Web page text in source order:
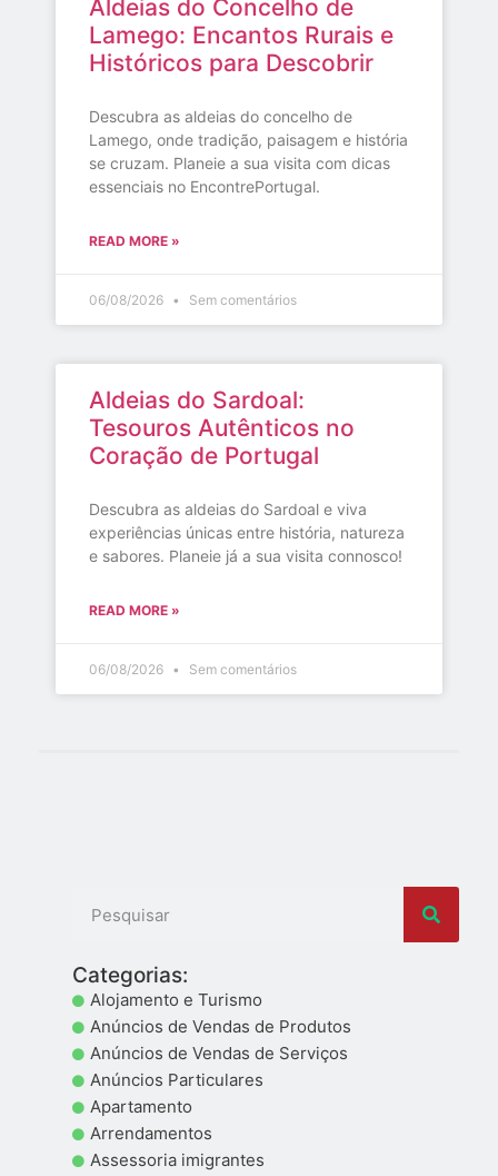
Aldeias do Concelho de
Lamego: Encantos Rurais e
Históricos para Descobrir
Descubra as aldeias do concelho de
Lamego, onde tradição, paisagem e história
se cruzam. Planeie a sua visita com dicas
essenciais no EncontrePortugal.
READ MORE »
06/08/2026 Sem comentários
Aldeias do Sardoal:
Tesouros Autênticos no
Coração de Portugal
Descubra as aldeias do Sardoal e viva
experiências únicas entre história, natureza
e sabores. Planeie já a sua visita connosco!
READ MORE »
06/08/2026 Sem comentários
Categorias:
Alojamento e Turismo
Anúncios de Vendas de Produtos
Anúncios de Vendas de Serviços
Anúncios Particulares
Apartamento
Arrendamentos
Assessoria imigrantes